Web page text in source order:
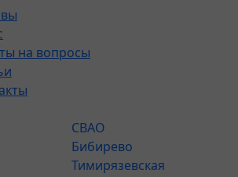
на вопросы
СВАО
Бибирево
Тимирязевская